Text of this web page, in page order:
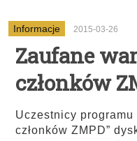
Informacje 2015-03-26
Zaufane
członków
Uczestnicy programu
członków ZMPD”